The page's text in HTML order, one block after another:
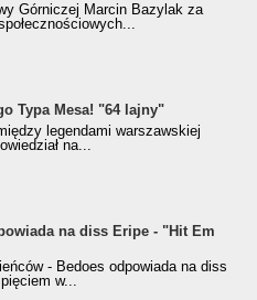
Górniczej Marcin Bazylak za
Typa Mesa! "64 lajny"
legendami warszawskiej
na...
na diss Eripe - "Hit Em
- Bedoes odpowiada na diss
w...